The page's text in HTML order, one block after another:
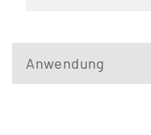
Anwendung